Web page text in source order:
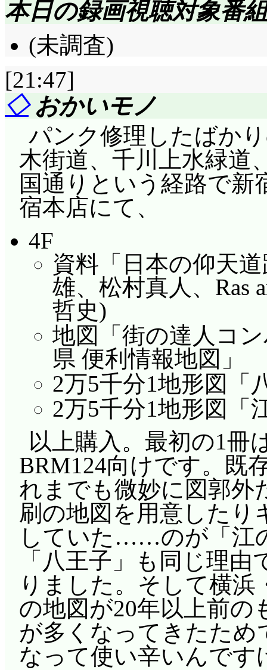
本日の録画視聴対象番組
(未調査)
[21:47]
◇おかいモノ
パンク修理したばか
木街道、千川上水緑道
国通りという経路で新
宿本店にて、
4F
資料「日本の仰天
雄、松村真人、Ras
哲史)
地図「街の達人コ
県 便利情報地図」
2万5千分1地形図「
2万5千分1地形図「
以上購入。最初の1冊
BRM124向けです。既
れまでも微妙に図郭外
刷の地図を用意したり
していた……のが「江
「八王子」も同じ理
りました。そして横
の地図が20年以上前の
が多くなってきたた
なって使い辛いんで